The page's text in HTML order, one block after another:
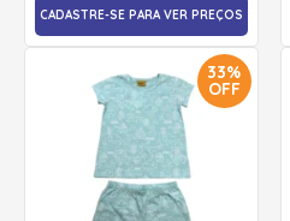
CADASTRE-SE PARA VER PREÇOS
33%
OFF